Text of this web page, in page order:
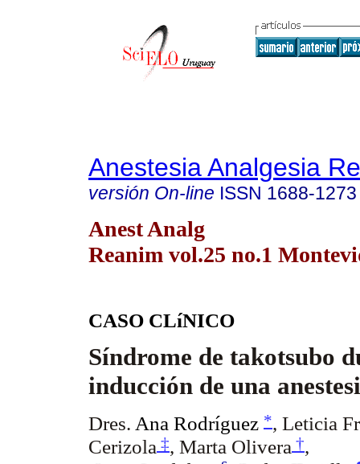
Anestesia Analgesia
versión On-line ISSN 1688-1273
Anest Analg
Reanim vol.25 no.1
CASO CLíNICO
Síndrome de takotsubo
inducción de una
Dres. Ana Rodríguez *, Leticia
Cerizola ‡, Marta Olivera †,